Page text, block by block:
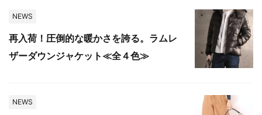
NEWS
再入荷！圧倒的な暖かさを誇る。ラムレ
ザーダウンジャケット≪全４色≫
NEWS